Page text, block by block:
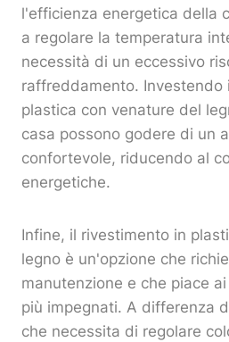
l'efficienza energetica della
a regolare la temperatura
necessità di un eccessivo
raffreddamento. Investendo
plastica con venature del
casa possono godere di un
confortevole, riducendo al
energetiche.
Infine, il rivestimento in
legno è un'opzione che
manutenzione e che piace
più impegnati. A differenza
che necessita di regolare